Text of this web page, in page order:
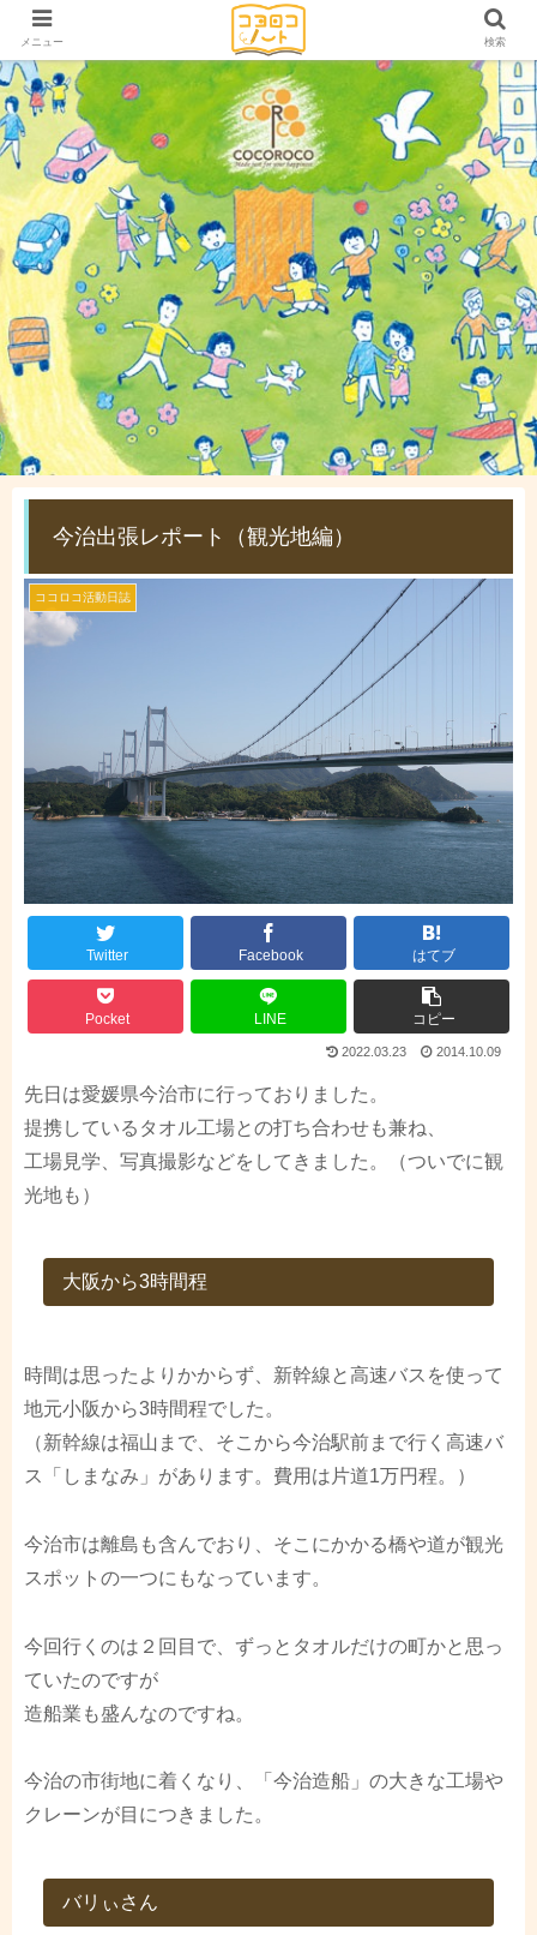
今治出張レポート（観光地編）
ココロコ活動日誌
Twitter Facebook はてブ
Pocket LINE コピー
2022.03.23 2014.10.09
先日は愛媛県今治市に行っておりました。
提携しているタオル工場との打ち合わせも兼ね、
工場見学、写真撮影などをしてきました。（ついでに観
光地も）
大阪から3時間程
時間は思ったよりかからず、新幹線と高速バスを使って
地元小阪から3時間程でした。
（新幹線は福山まで、そこから今治駅前まで行く高速バ
ス「しまなみ」があります。費用は片道1万円程。）
今治市は離島も含んでおり、そこにかかる橋や道が観光
スポットの一つにもなっています。
今回行くのは２回目で、ずっとタオルだけの町かと思っ
ていたのですが
造船業も盛んなのですね。
今治の市街地に着くなり、「今治造船」の大きな工場や
クレーンが目につきました。
バリぃさん
メニュー 検索